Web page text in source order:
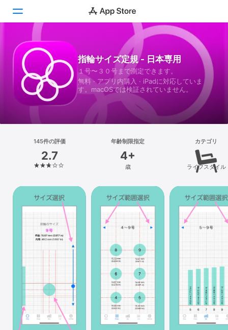
Today
ゲーム
アプリ
検索
プラットフォーム
iPhone
iPad
Watch
指輪サイズ定規 - 日本専用
１号〜３０号まで測定できます。
無料 · アプリ内購入 · iPadに対応していま
す。macOSでは検証されていません。
145件の評価
2.7
年齢制限指定
4+
歳
カテゴリ
ライフスタイル